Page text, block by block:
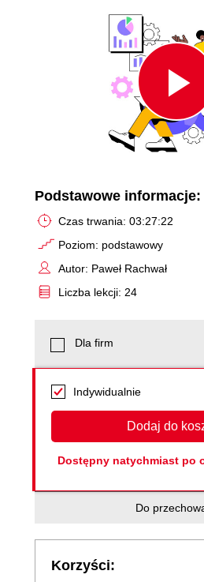
Podstawowe informacje:
Czas trwania: 03:27:22
Poziom: podstawowy
Autor: Paweł Rachwał
Liczba lekcji: 24
Dla firm
Indywidualnie
Dodaj do
Dostępny natychmiast po
Do
Korzyści: